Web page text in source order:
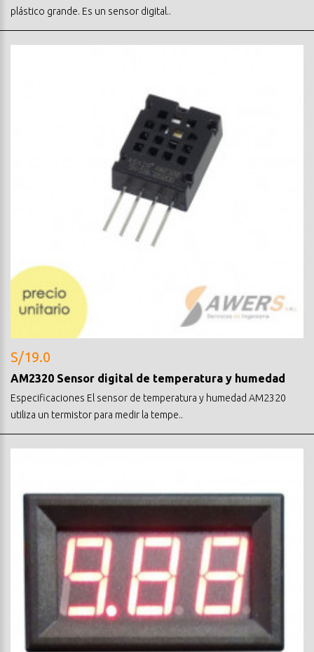
plástico grande. Es un sensor digital..
S/19.0
AM2320 Sensor digital de temperatura y humedad
Especificaciones El sensor de temperatura y humedad AM2320
utiliza un termistor para medir la tempe..